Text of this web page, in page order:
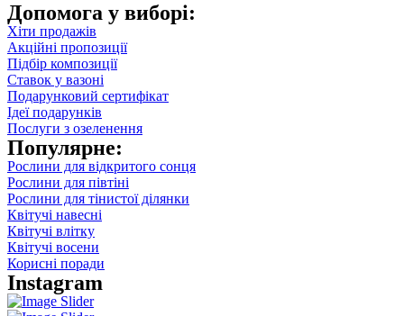
Допомога у виборі:
Хіти продажів
Акційні пропозиції
Підбір композиції
Ставок у вазоні
Подарунковий сертифікат
Ідеї подарунків
Послуги з озеленення
Популярне:
Рослини для відкритого сонця
Рослини для півтіні
Рослини для тінистої ділянки
Квітучі навесні
Квітучі влітку
Квітучі восени
Корисні поради
Instagram